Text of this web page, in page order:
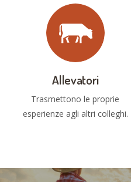
Allevatori
Trasmettono le proprie
esperienze agli altri colleghi.